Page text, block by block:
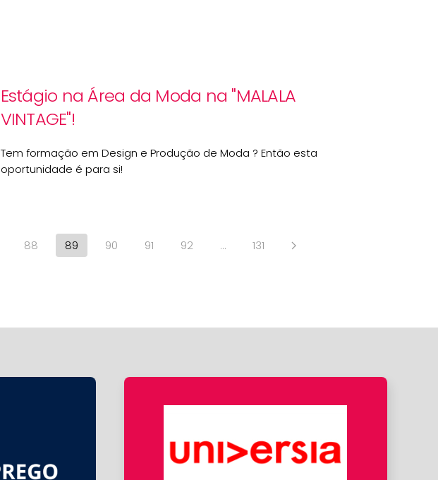
Estágio na Área da Moda na "MALALA
VINTAGE"!
Tem formação em Design e Produção de Moda ? Então esta
oportunidade é para si!
88 89 90 91 92 … 131